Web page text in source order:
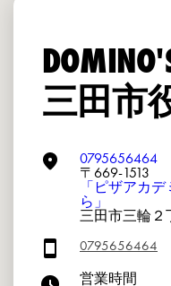
三田市
0795656464
〒669-1513
「ピザアカ
ら」
三田市三輪２
0795656464
営業時間